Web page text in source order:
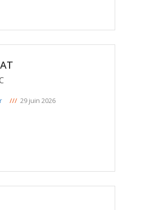
/// 29 juin 2026